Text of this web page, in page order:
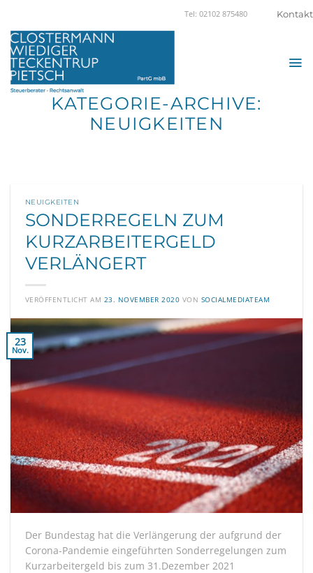
Inhalt
springen
Tel: 02102 875480 Kontakt
KATEGORIE-ARCHIVE:
NEUIGKEITEN
NEUIGKEITEN
SONDERREGELN ZUM
KURZARBEITERGELD
VERLÄNGERT
VERÖFFENTLICHT AM 23. NOVEMBER 2020 VON SOCIALMEDIATEAM
23
Nov.
Der Bundestag hat die Verlängerung der aufgrund der
Corona-Pandemie eingeführten Sonderregelungen zum
Kurzarbeitergeld bis zum 31.Dezember 2021